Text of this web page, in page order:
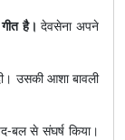
है। देवसेना अपने
उसकी आशा बावली
बल से संघर्ष किया।